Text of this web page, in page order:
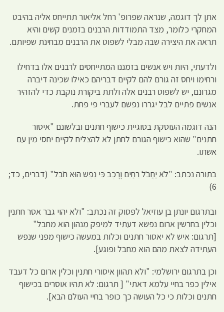
אתן לך דוגמה, שנראה שפרופ' רחל אליאור תתייחס אליה בהיבט
המחקרי כלומר, מצד התמודדות הרבנים בזמנים קשים והיא
תראה את היצירה שבה מבלי לשפוט את הרבנים מבחינת שפיותם.
ולדעתי, היות ויש אנשים בזמננו המתייחסים לרבנים אלו בדחילו
ורחימו ויחס זה גורם להם לקיים דבריהם כאילו שכינה דיברה
מגרונם, יש לשפוט רבנים אלה ולתת ביקורת נוקבת כדי להזהיר
אנשים פתיים לבל יגררו נפשם לעברי פי פחת.
הנה דוגמה העוסקת בסוגיית כישוף חתנים ובלשונם "איסור
חתנים" שהוא כישוף הגורם לחתן לא להצליח לקיים יחסי מין עם
אשתו.
בתורה נכתב: "לֹא יַחֲבֹל רֵחַיִם וָרָכֶב כִּי נֶפֶשׁ הוּא חֹבֵל" (דברים, כד;
6)
ובתרגום יונתן בן עוזיאל לפסוק זה נכתב: "ולא יהוי גבר אסר חתנין
וכלין בחרשין ארום נפשא דעתיד למיפק מנהון הוא מחבל"
[תרגום: איש לא יאסור חתנים וכלות במעשה כישוף מפני שנפש
העתידה לצאת מהם הוא מחבל ופוגע].
וכן בתרגום ירושלמי: "ולא תהוון איסורי חתנין וכלין ארום כל דעבד
אילין כפר בחיי עלמא דאתי" [ תרגום: לא תהיו אוסרים בכישוף
חתנים וכלות כי כל העושה כך כופר בחיי העולם הבא].